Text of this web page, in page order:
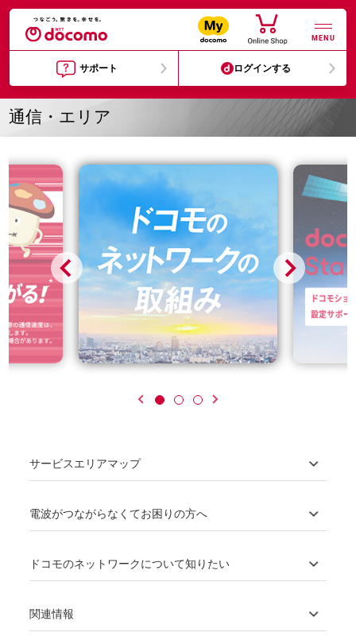
MENU
サポート ログインする
通信・エリア
サービスエリアマップ
電波がつながらなくてお困りの方へ
ドコモのネットワークについて知りたい
関連情報